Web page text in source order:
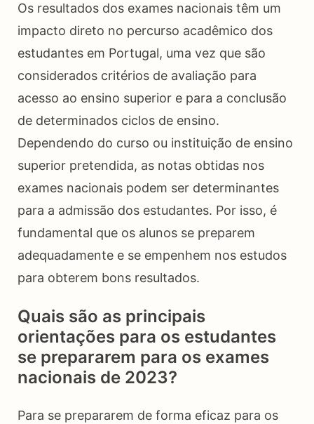
Os resultados dos exames nacionais têm um
impacto direto no percurso acadêmico dos
estudantes em Portugal, uma vez que são
considerados critérios de avaliação para
acesso ao ensino superior e para a conclusão
de determinados ciclos de ensino.
Dependendo do curso ou instituição de ensino
superior pretendida, as notas obtidas nos
exames nacionais podem ser determinantes
para a admissão dos estudantes. Por isso, é
fundamental que os alunos se preparem
adequadamente e se empenhem nos estudos
para obterem bons resultados.
Quais são as principais
orientações para os estudantes
se prepararem para os exames
nacionais de 2023?
Para se prepararem de forma eficaz para os